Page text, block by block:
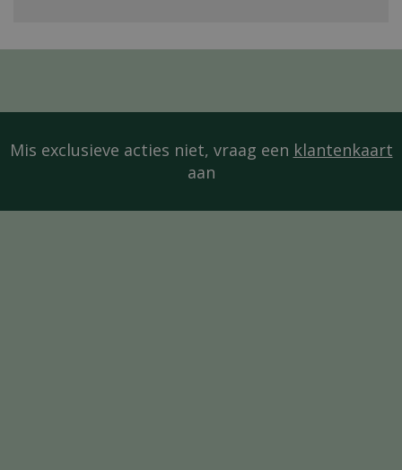
Mis exclusieve acties niet, vraag een klantenkaart
aan